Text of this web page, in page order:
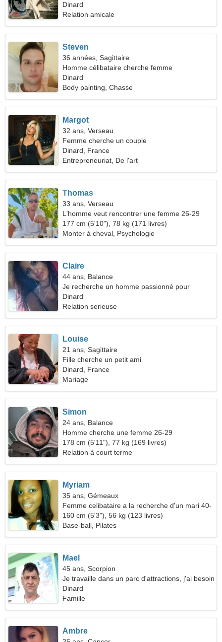
Dinard
Relation amicale
Steven
36 années, Sagittaire
Homme célibataire cherche femme
Dinard
Body painting, Chasse
Margot
32 ans, Verseau
Femme cherche un couple
Dinard, France
Entrepreneuriat, De l'art
Thomas
33 ans, Verseau
L'homme veut rencontrer une femme 26-29
177 cm (5'10"), 78 kg (171 livres)
Monter à cheval, Psychologie
Claire
44 ans, Balance
Je recherche un homme passionné pour
voyager ensemble
Dinard
Relation serieuse
Louise
21 ans, Sagittaire
Fille cherche un petit ami
Dinard, France
Mariage
Simon
24 ans, Balance
Homme cherche une femme 26-29
178 cm (5'11"), 77 kg (169 livres)
Relation à court terme
Myriam
35 ans, Gémeaux
Femme celibataire a la recherche d'un mari 40-
43
160 cm (5'3"), 56 kg (123 livres)
Base-ball, Pilates
Mael
45 ans, Scorpion
Je travaille dans un parc d'attractions, j'ai besoin
d'une femme gracieuse
Dinard
Famille
Ambre